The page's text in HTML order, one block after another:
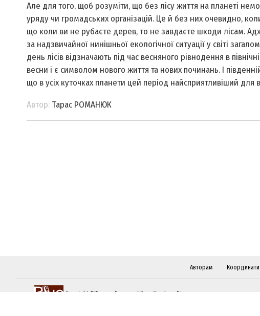
Але для того, щоб розуміти, що без лісу життя на планеті
уряду чи громадських організацій. Це й без них очевидно,
що коли ви не рубаєте дерев, то не завдаєте шкоди лісам.
за надзвичайної нинішньої екологічної ситуації у світі
день лісів відзначають під час весняного рівнодення в
весни і є символом нового життя та нових починань. І
що в усіх куточках планети цей період найсприятливіший для
Автор:Тарас РОМАНЮК
Авторам Координати
Copyright ©Журнал Верховної Ради України «Віче»